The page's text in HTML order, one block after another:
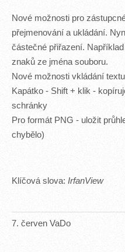
7. červen VaDo
Nové možnosti pro
přejmenování a ukládání.
částečné přiřazení.
znaků ze jména souboru.
Nové možnosti vkládání
Kapátko - Shift + klik -
schránky
Pro formát PNG - uložit
chybělo)
Klíčová slova: IrfanView